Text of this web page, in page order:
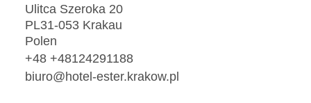
Ulitca Szeroka 20
PL31-053 Krakau
Polen
+48 +48124291188
biuro@hotel-ester.krakow.pl